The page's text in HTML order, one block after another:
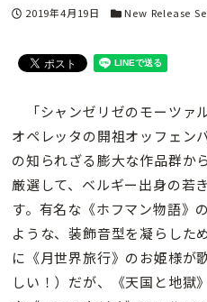
投稿日
2019年4月19日 カテゴリー
New Release
「シャンゼリゼのモーツァ
オペレッタの開祖オッフェン
の知られざる膨大な作品群か
厳選して、ベルギー出身の若
す。有名な《ホフマン物語》
ような、装飾音型を凝らした
に《月世界旅行》のお姫様が
しい！）だが、《天国と地獄